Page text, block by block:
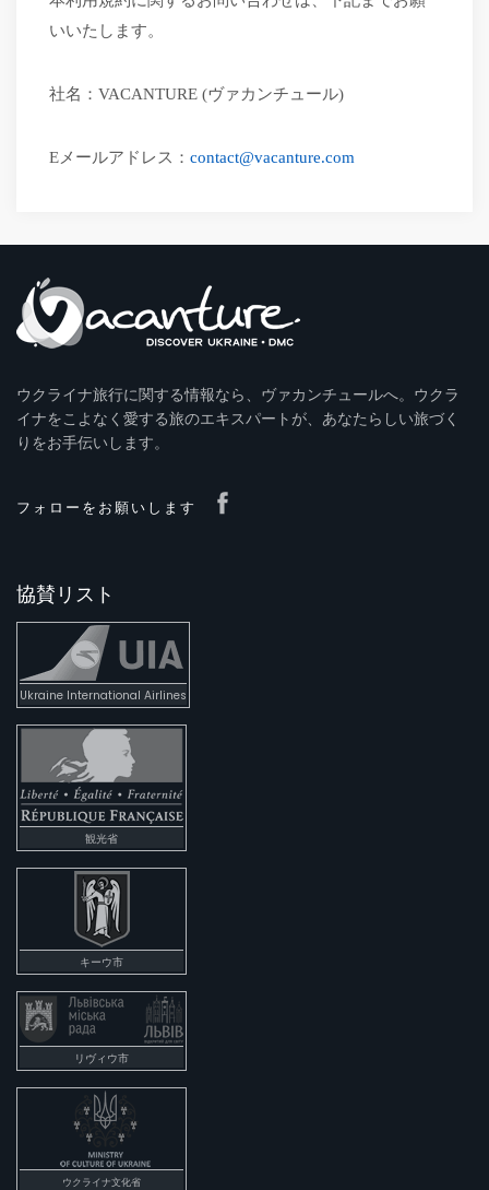
いいたします。
社名： VACANTURE (ヴァカンチュール)
Eメールアドレス： contact@vacanture.com
ウクライナ旅行に関する情報なら、ヴァカンチュールへ。ウクラ
イナをこよなく愛する旅のエキスパートが、あなたらしい旅づく
りをお手伝いします。
フォローをお願いします
協賛リスト
Ukraine International Airlines
観光省
キーウ市
リヴィウ市
ウクライナ文化省